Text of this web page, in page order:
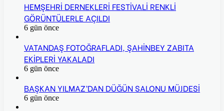
HEMŞEHRİ DERNEKLERİ FESTİVALİ RENKLİ
GÖRÜNTÜLERLE AÇILDI
6 gün önce
VATANDAŞ FOTOĞRAFLADI, ŞAHİNBEY ZABITA
EKİPLERİ YAKALADI
6 gün önce
BAŞKAN YILMAZ’DAN DÜĞÜN SALONU MÜJDESİ
6 gün önce